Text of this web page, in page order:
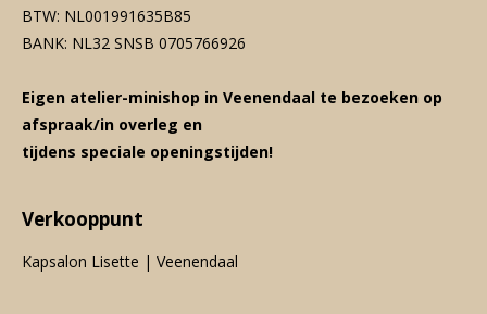
BTW: NL001991635B85
BANK: NL32 SNSB 0705766926
Eigen atelier-minishop in Veenendaal te bezoeken op
afspraak/in overleg en
tijdens speciale openingstijden!
Verkooppunt
Kapsalon Lisette | Veenendaal